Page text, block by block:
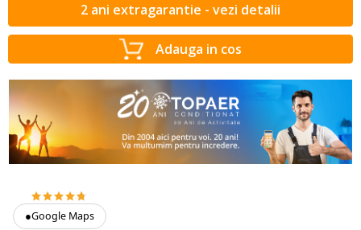
2 ani extragarantie - vezi detalii
Adauga in cos
●Google Maps